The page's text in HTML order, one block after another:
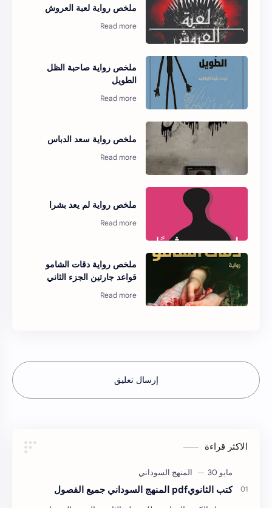
ملخص رواية لعبة العروش
ملخص رواية صاحبة الظل
الطويل
ملخص رواية سعد الدباس
ملخص رواية لم يعد بشرا
ملخص رواية دقات الشامو
قواعد جارتين الجزء الثاني
إرسال تعليق
الاكثر قراءة
كتب الثانويpdf المنهج السوداني جميع الفصول